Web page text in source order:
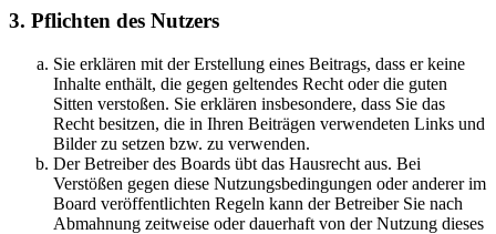
3. Pflichten des Nutzers
Sie erklären mit der Erstellung eines Beitrags, dass er keine
Inhalte enthält, die gegen geltendes Recht oder die guten
Sitten verstoßen. Sie erklären insbesondere, dass Sie das
Recht besitzen, die in Ihren Beiträgen verwendeten Links und
Bilder zu setzen bzw. zu verwenden.
Der Betreiber des Boards übt das Hausrecht aus. Bei
Verstößen gegen diese Nutzungsbedingungen oder anderer im
Board veröffentlichten Regeln kann der Betreiber Sie nach
Abmahnung zeitweise oder dauerhaft von der Nutzung dieses